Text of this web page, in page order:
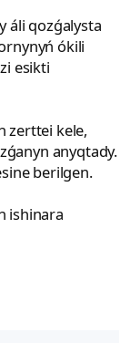
áli qozǵalysta
ókili
esikti
zerttei kele,
anyqtady.
berilgen.
ishinara